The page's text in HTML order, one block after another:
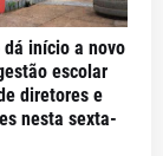
dá início a novo
escolar
diretores e
nesta sexta-